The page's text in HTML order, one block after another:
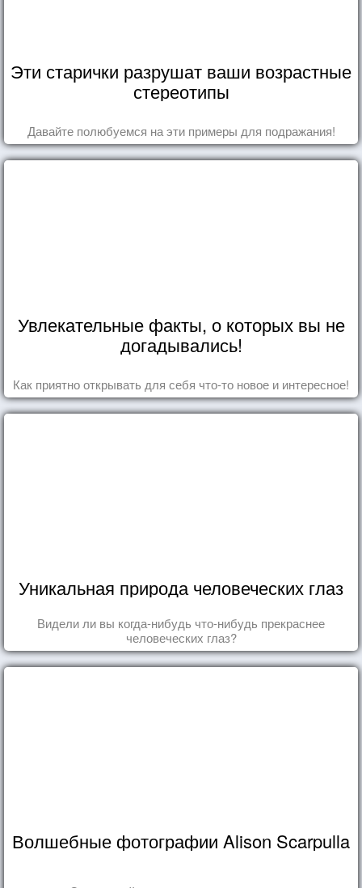
Эти старички разрушат ваши возрастные
стереотипы
Давайте полюбуемся на эти примеры для подражания!
Увлекательные факты, о которых вы не
догадывались!
Как приятно открывать для себя что-то новое и интересное!
Уникальная природа человеческих глаз
Видели ли вы когда-нибудь что-нибудь прекраснее
человеческих глаз?
Волшебные фотографии Alison Scarpulla